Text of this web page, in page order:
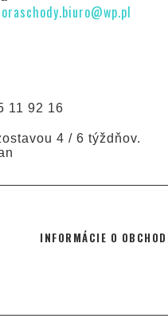
11 92 16
4 / 6 týždňov.
INFORMÁCIE O